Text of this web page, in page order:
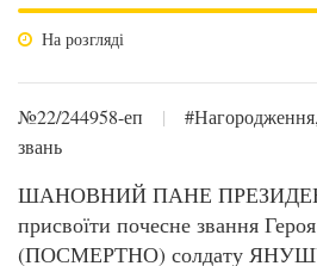
На розгляді
№22/244958-еп |
звань
ШАНОВНИЙ ПАНЕ
присвоїти почесне звання
(ПОСМЕРТНО) солдату